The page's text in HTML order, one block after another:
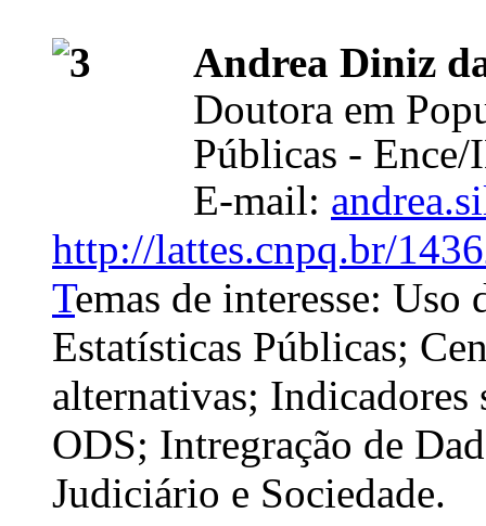
Andrea Diniz
Doutora em
Públicas - Ence/
E-mail:
http://lattes.cnpq.br/
Temas de interesse:
Estatísticas Públicas;
alternativas;
ODS; Intregração de
Judiciário e Sociedade.